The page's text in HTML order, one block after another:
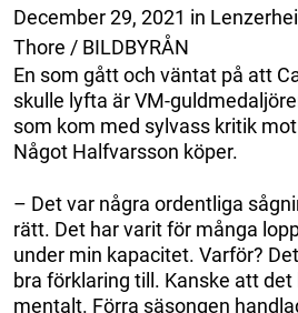
December 29, 2021 in
Thore / BILDBYRÅN
En som gått och väntat på att
skulle lyfta är VM-
som kom med sylvass kritik
Något Halfvarsson köper.
– Det var några ordentliga
rätt. Det har varit för många
under min kapacitet. Varför?
bra förklaring till. Kanske att det
mentalt. Förra säsongen